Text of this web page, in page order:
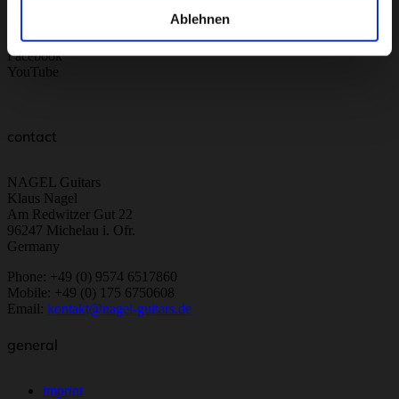
Ablehnen
Instagram
Facebook
YouTube
contact
NAGEL Guitars
Klaus Nagel
Am Redwitzer Gut 22
96247 Michelau i. Ofr.
Germany
Phone: +49 (0) 9574 6517860
Mobile: +49 (0) 175 6750608
Email: kontakt@nagel-guitars.de
general
imprint